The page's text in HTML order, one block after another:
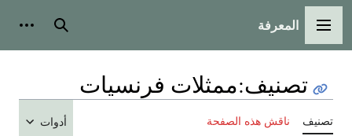
القائمة الرئيسية
المعرفة بحث
تصنيف:ممثلات فرنسيات
تصنيف ناقش هذه الصفحة أدوات